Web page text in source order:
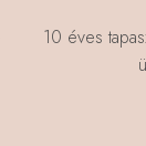
10 éves